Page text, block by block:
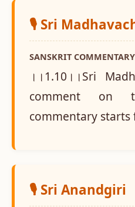
🎙️ Sri
SANSKRIT COMMENTARY
।।1.10।।Sri
comment on
commentary starts
🎙️ Sri Anandgiri